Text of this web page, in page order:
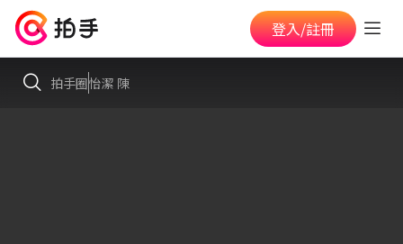
登入/註冊
拍手圈怡潔 陳